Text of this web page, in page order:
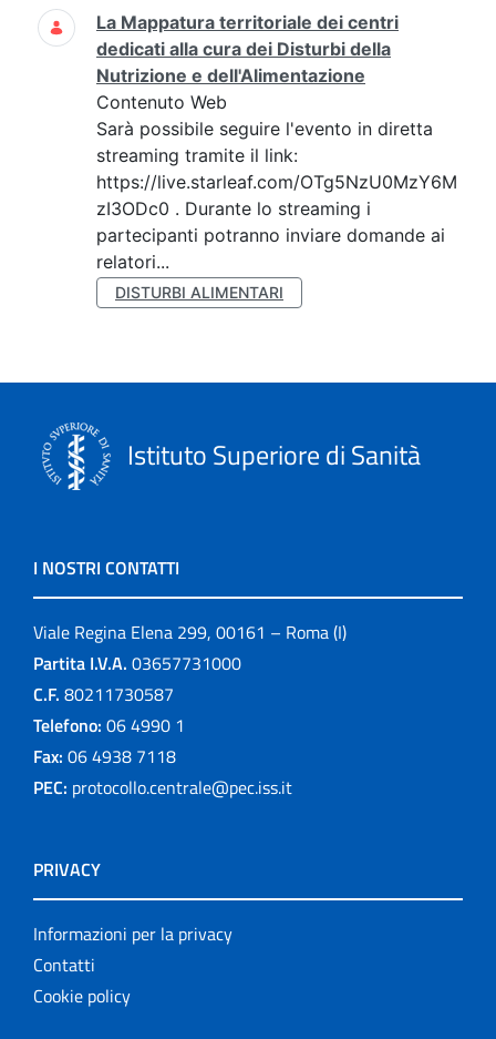
Ricerca
La Mappatura territoriale dei centri
dedicati alla cura dei Disturbi della
Nutrizione e dell'Alimentazione
Contenuto Web
Sarà possibile seguire l'evento in diretta
streaming tramite il link:
https://live.starleaf.com/OTg5NzU0MzY6M
zI3ODc0 . Durante lo streaming i
partecipanti potranno inviare domande ai
relatori...
DISTURBI ALIMENTARI
Istituto Superiore di Sanità
I NOSTRI CONTATTI
Viale Regina Elena 299, 00161 – Roma (I)
Partita I.V.A. 03657731000
C.F. 80211730587
Telefono: 06 4990 1
Fax: 06 4938 7118
PEC: protocollo.centrale@pec.iss.it
PRIVACY
Informazioni per la privacy
Contatti
Cookie policy